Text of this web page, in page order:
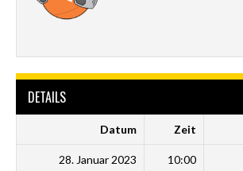
DETAILS
Datum Zeit
28. Januar 2023 10:00